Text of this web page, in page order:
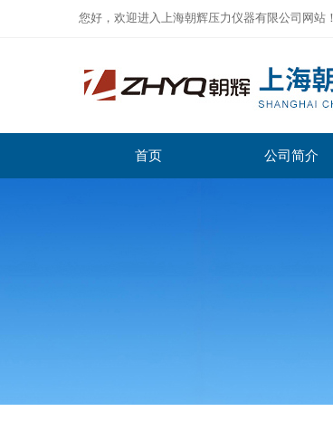
您好，欢迎进入上海朝辉压力仪器有限公司网站！
首页 公司简介